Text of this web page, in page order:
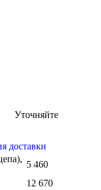
Уточняйте
доставки
5 460
12 670